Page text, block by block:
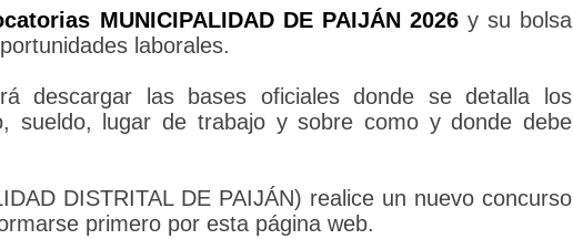
MUNICIPALIDAD DE PAIJÁN 2026y su bolsa
laborales.
descargar las bases oficiales donde se detalla los
sueldo, lugar de trabajo y sobre como y donde debe
DISTRITAL DE PAIJÁN) realice un nuevo concurso
primero por esta página web.